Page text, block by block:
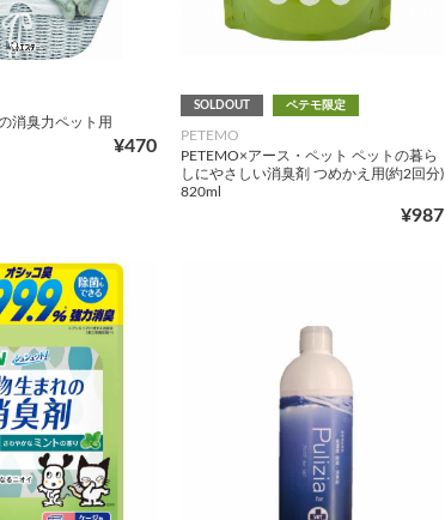
消臭力ペット用
¥470
SOLDOUT ペテモ限定
PETEMO
PETEMO×アース・ペット ペットの暮ら
しにやさしい消臭剤 つめかえ用(約2回分)
820ml
¥987